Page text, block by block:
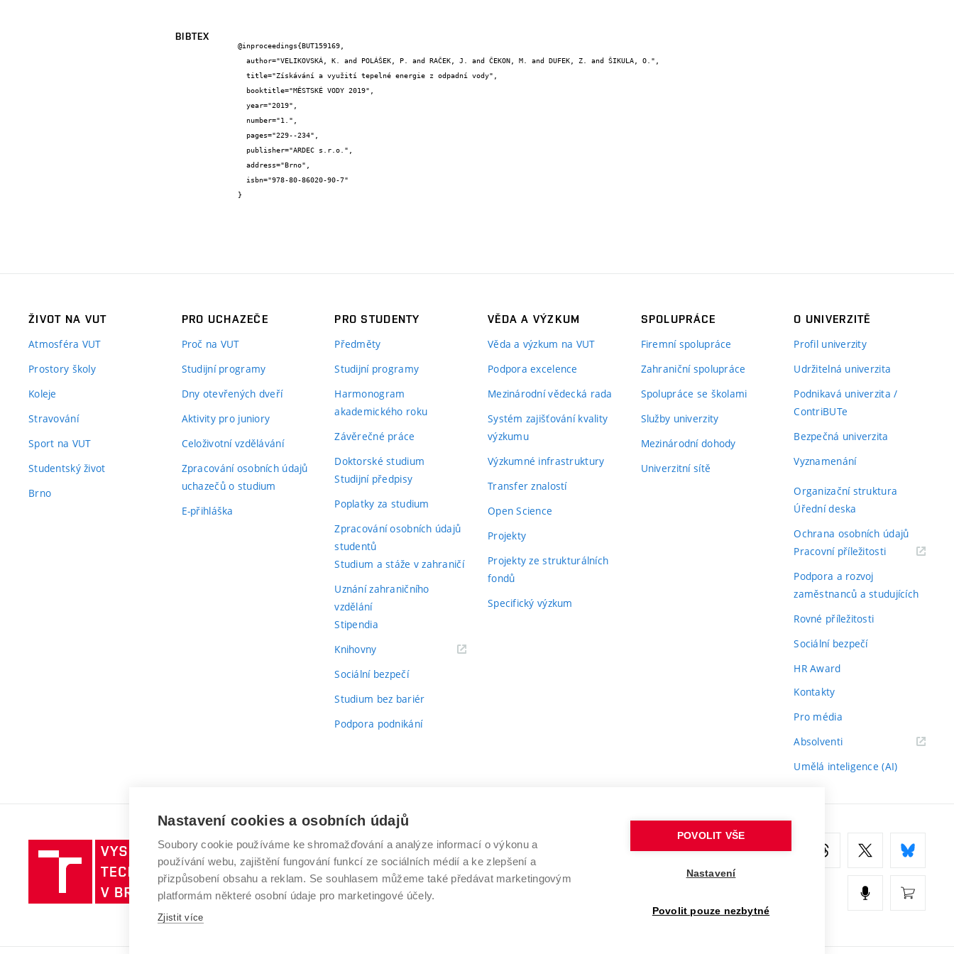
BIBTEX
@inproceedings{BUT159169,
}
ŽIVOT NA VUT
Atmosféra VUT
Prostory školy
Koleje
Stravování
Sport na VUT
Studentský život
Brno
PRO UCHAZEČE
Proč na VUT
Studijní programy
Dny otevřených dveří
Aktivity pro juniory
Celoživotní vzdělávání
Zpracování osobních údajů
uchazečů o studium
E-přihláška
PRO STUDENTY
Předměty
Studijní programy
Harmonogram
akademického roku
Závěrečné práce
Doktorské studium
Studijní předpisy
Poplatky za studium
Zpracování osobních údajů
studentů
Studium a stáže v zahraničí
Uznání zahraničního
vzdělání
Stipendia
Knihovny(externí
Sociální bezpečí
Studium bez bariér
Podpora podnikání
VĚDA A VÝZKUM
Věda a výzkum na VUT
Podpora excelence
Mezinárodní vědecká rada
Systém zajišťování kvality
výzkumu
Výzkumné infrastruktury
Transfer znalostí
Open Science
Projekty
Projekty ze strukturálních
fondů
Specifický výzkum
SPOLUPRÁCE
Firemní spolupráce
Zahraniční spolupráce
Spolupráce se školami
Služby univerzity
Mezinárodní dohody
Univerzitní sítě
O UNIVERZITĚ
Profil univerzity
Udržitelná univerzita
Podnikavá univerzita /
ContriBUTe
Bezpečná univerzita
Vyznamenání
Organizační struktura
Úřední deska
Ochrana osobních údajů
Pracovní příležitosti(externí
Podpora a rozvoj
zaměstnanců a studujících
Rovné příležitosti
Sociální bezpečí
HR Award
Kontakty
Pro média
Absolventi(externí
Umělá inteligence (AI)
Vysoké
učení
technické
v
VYSOKÉ UČENÍ TECHNICKÉ V BRNĚ
Antonínská 548/1
602 00 Brno
www.vut.cz
Nastavení cookies a osobních údajů
Soubory cookie používáme ke shromažďování a analýze informací o výkonu a
používání webu, zajištění fungování funkcí ze sociálních médií a ke zlepšení a
přizpůsobení obsahu a reklam. Se souhlasem můžeme také předávat marketingovým
platformám některé osobní údaje pro marketingové účely.
Zjistit více
POVOLIT VŠE
Nastavení
Povolit pouze nezbytné